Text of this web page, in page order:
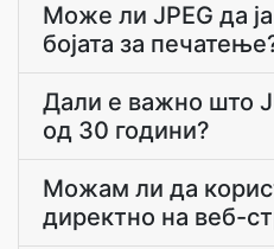
Може ли JPEG да
бојата за
Дали е важно што
од 30 години?
Можам ли да
директно на веб-